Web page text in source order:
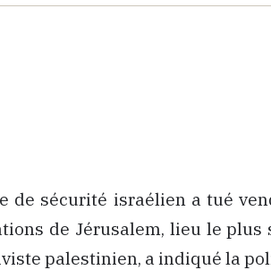
de sécurité israélien a tué
de Jérusalem, lieu le plus
palestinien, a indiqué la